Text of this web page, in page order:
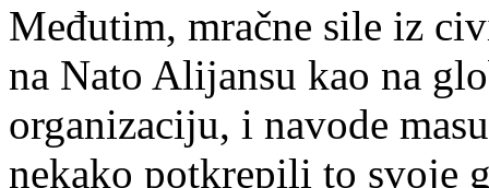
Međutim, mračne sile iz
na Nato Alijansu kao na
organizaciju, i navode
nekako potkrepili to svoje